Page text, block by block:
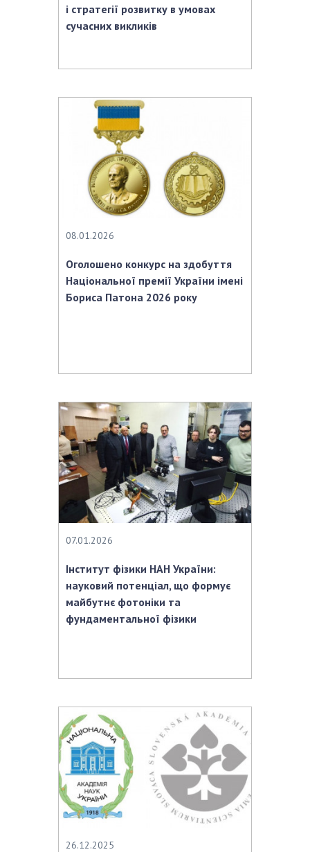
і стратегії розвитку в умовах
сучасних викликів
08.01.2026
Оголошено конкурс на здобуття
Національної премії України імені
Бориса Патона 2026 року
07.01.2026
Інститут фізики НАН України:
науковий потенціал, що формує
майбутнє фотоніки та
фундаментальної фізики
26.12.2025